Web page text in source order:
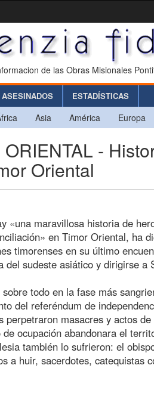
de las Obras Misionales
ESTADÍSTICAS
Asia América Europa
-
Oriental
«una maravillosa historia de
en Timor Oriental, ha
timorenses en su último
del sudeste asiático y dirigirse a
todo en la fase más
del referéndum de
perpetraron masacres y actos
ocupación abandonara el
también lo sufrieron: el
a huir, sacerdotes, catequistas